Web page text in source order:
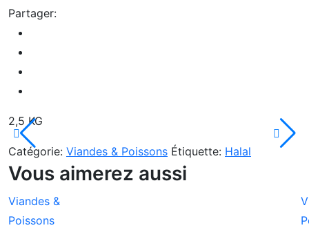
Partager:
2,5 KG
Catégorie: Viandes & Poissons Étiquette: Halal
Vous aimerez aussi
Viandes &
Poissons